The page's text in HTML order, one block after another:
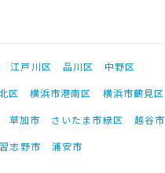
江戸川区 品川区
中野区
区 横浜市港南区 横浜市鶴見区
草加市 さいたま市緑区
越谷市
習志野市 浦安市